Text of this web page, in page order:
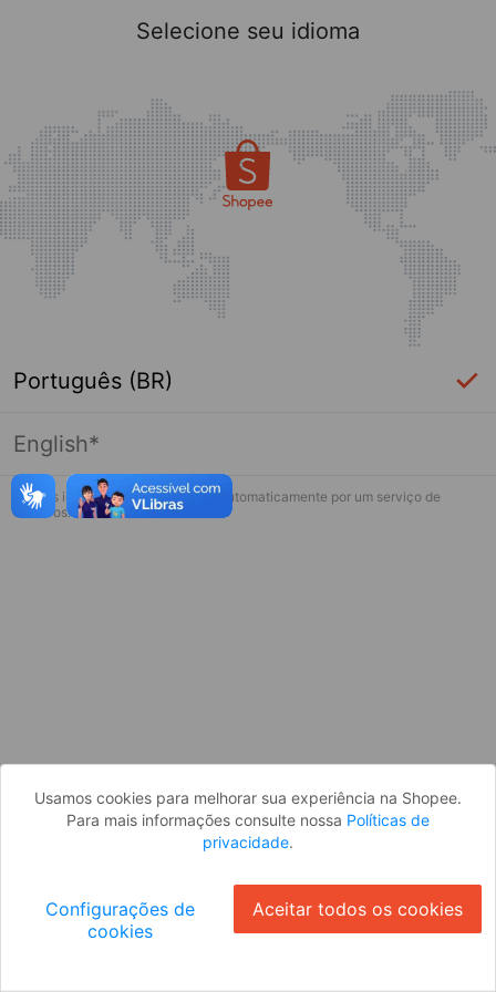
Página indisponível
Desculpe, algo deu errado. Faça login
Selecione seu idioma
Português (BR)
English*
* Esses idiomas serão traduzidos automaticamente por um serviço de
terceiros.
Usamos cookies para melhorar sua experiência na Shopee.
Para mais informações consulte nossa Políticas de
privacidade.
Configurações de
cookies
Aceitar todos os cookies